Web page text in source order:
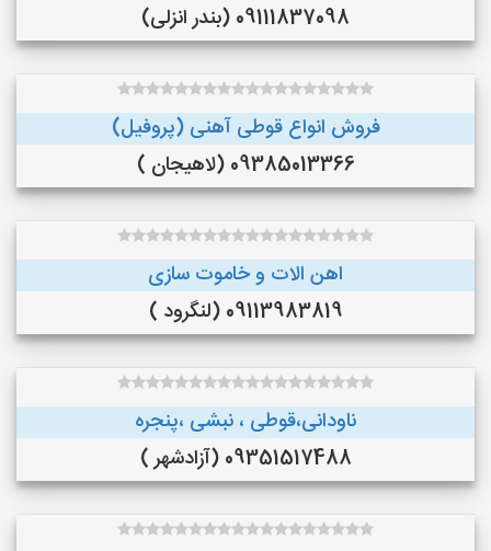
09111837098 (بندر انزلی)
فروش انواع قوطی آهنی (پروفیل)
09385013366 (لاهیجان )
اهن الات و خاموت سازی
09113983819 (لنگرود )
ناودانی،قوطی ، نبشی ،پنجره
09351517488 (آزادشهر )